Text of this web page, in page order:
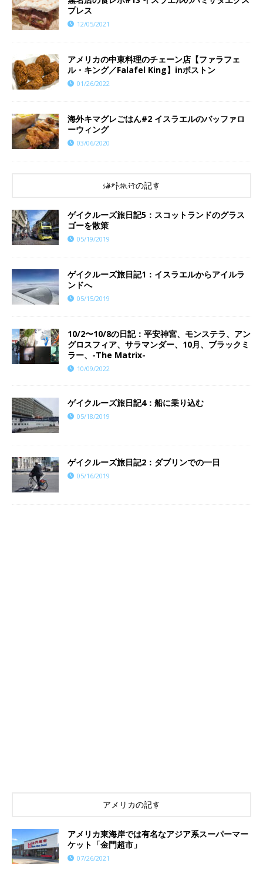
プレス
12/05/2021
アメリカの中東料理のチェーン店【ファラフェ
ル・キング／Falafel King】inボストン
01/26/2022
海外キマグレごはん#2 イスラエルのバッファロ
ーウィング
03/06/2020
海外旅行の記事
ゲイクルーズ旅日記5：スコットランドのグラス
ゴーを散策
05/19/2019
ゲイクルーズ旅日記1：イスラエルからアイルラ
ンドへ
05/15/2019
10/2〜10/8の日記：平安神宮、モンステラ、アン
グロスフィア、サラマンダー、10月、ブラックミ
ラー、-The Matrix-
10/09/2022
ゲイクルーズ旅日記4：船に乗り込む
05/18/2019
ゲイクルーズ旅日記2：ダブリンでの一日
05/16/2019
アメリカの記事
アメリカ東海岸では有名なアジア系スーパーマー
ケット「金門超市」
07/26/2021